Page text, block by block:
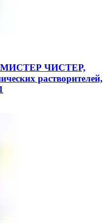
МИСТЕР ЧИСТЕР,
растворителей,